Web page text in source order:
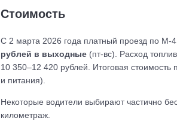
Стоимость
С 2 марта 2026 года платный проезд по М-
рублей в выходные (пт-вс). Расход
10 350–12 420 рублей. Итоговая стоимость
и питания).
Некоторые водители выбирают частично
километраж.